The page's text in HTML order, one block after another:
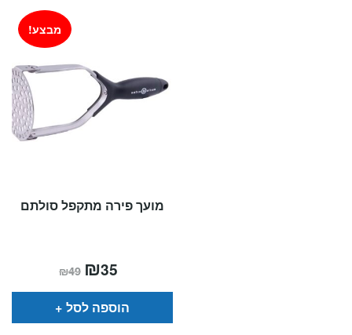
מועך פירה מתקפל סולתם
מבצע!
₪49 המחיר
המקורי
היה:
₪49.
₪35
הוא:
הוספה לסל